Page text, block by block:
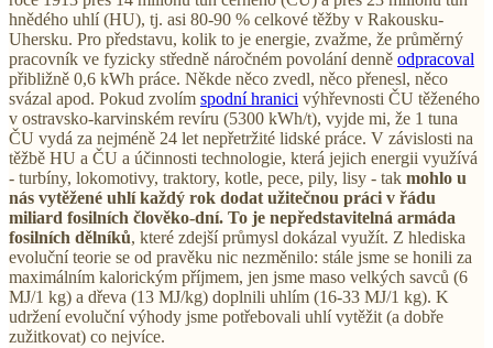
hnědého uhlí (HU), tj. asi 80-90 % celkové těžby v Rakousku-
Uhersku. Pro představu, kolik to je energie, zvažme, že průměrný
pracovník ve fyzicky středně náročném povolání denně odpracoval
přibližně 0,6 kWh práce. Někde něco zvedl, něco přenesl, něco
svázal apod. Pokud zvolím spodní hranici výhřevnosti ČU těženého
v ostravsko-karvinském revíru (5300 kWh/t), vyjde mi, že 1 tuna
ČU vydá za nejméně 24 let nepřetržité lidské práce. V závislosti na
těžbě HU a ČU a účinnosti technologie, která jejich energii využívá
- turbíny, lokomotivy, traktory, kotle, pece, pily, lisy - tak mohlo u
nás vytěžené uhlí každý rok dodat užitečnou práci v řádu
miliard fosilních člověko-dní. To je nepředstavitelná armáda
fosilních dělníků, které zdejší průmysl dokázal využít. Z hlediska
evoluční teorie se od pravěku nic nezměnilo: stále jsme se honili za
maximálním kalorickým příjmem, jen jsme maso velkých savců (6
MJ/1 kg) a dřeva (13 MJ/kg) doplnili uhlím (16-33 MJ/1 kg). K
udržení evoluční výhody jsme potřebovali uhlí vytěžit (a dobře
zužitkovat) co nejvíce.